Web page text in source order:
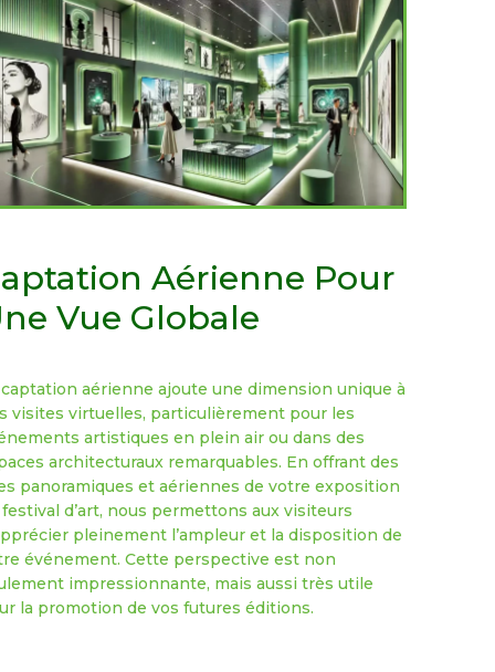
Aérienne Pour
Vue Globale
aérienne ajoute une dimension unique à
visites virtuelles, particulièrement pour les
artistiques en plein air ou dans des
architecturaux remarquables. En offrant des
panoramiques et aériennes de votre exposition
d’art, nous permettons aux visiteurs
pleinement l’ampleur et la disposition de
événement. Cette perspective est non
impressionnante, mais aussi très utile
la promotion de vos futures éditions.